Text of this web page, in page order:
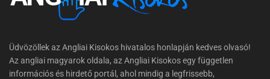
Üdvözöllek az Angliai Kisokos hivatalos honlapján kedves olvasó!
Az angliai magyarok oldala, az Angliai Kisokos egy független
információs és hirdető portál, ahol mindig a legfrissebb,